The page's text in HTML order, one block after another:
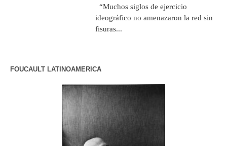
“Muchos siglos de ejercicio
ideográfico no amenazaron la red sin
fisuras...
FOUCAULT LATINOAMERICA